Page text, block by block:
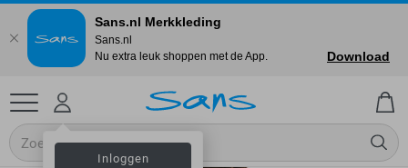
Inloggen
Sans.nl Merkkleding
Sans.nl
Nu extra leuk shoppen met de App.
Download